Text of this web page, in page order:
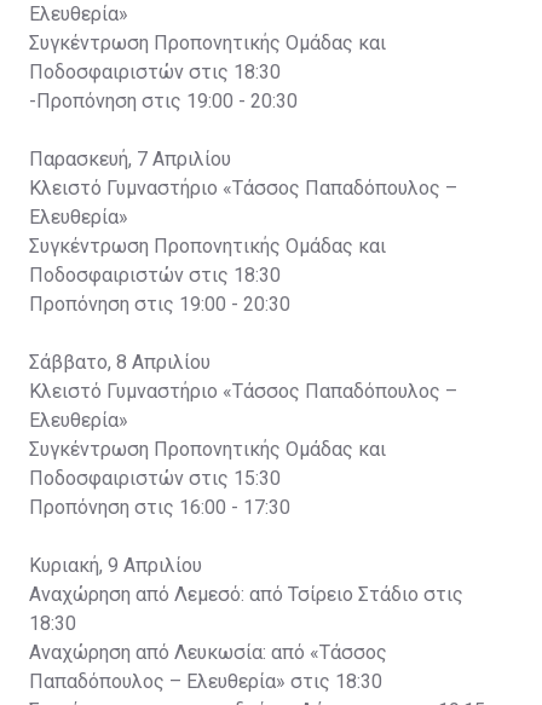
Ελευθερία»
Συγκέντρωση Προπονητικής Ομάδας και
Ποδοσφαιριστών στις 18:30
-Προπόνηση στις 19:00 - 20:30
Παρασκευή, 7 Απριλίου
Κλειστό Γυμναστήριο «Τάσσος Παπαδόπουλος –
Ελευθερία»
Συγκέντρωση Προπονητικής Ομάδας και
Ποδοσφαιριστών στις 18:30
Προπόνηση στις 19:00 - 20:30
Σάββατο, 8 Απριλίου
Κλειστό Γυμναστήριο «Τάσσος Παπαδόπουλος –
Ελευθερία»
Συγκέντρωση Προπονητικής Ομάδας και
Ποδοσφαιριστών στις 15:30
Προπόνηση στις 16:00 - 17:30
Κυριακή, 9 Απριλίου
Αναχώρηση από Λεμεσό: από Τσίρειο Στάδιο στις
18:30
Αναχώρηση από Λευκωσία: από «Τάσσος
Παπαδόπουλος – Ελευθερία» στις 18:30